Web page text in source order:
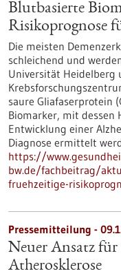
Blutbasierte
Risikoprognose
Die meisten
schleichend und
Universität Heidelberg
saure Gliafaserprotein
Biomarker, mit dessen
Entwicklung einer
Diagnose ermittelt
https://
bw.de/fachbeitrag/
fruehzeitige-
Pressemitteilung -
Neuer Ansatz
Atherosklerose